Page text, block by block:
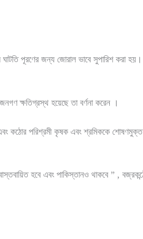
পূরণের জন্য জোরাল ভাবে সুপারিশ করা হয়।
ক্ষতিগ্রস্থ হয়েছে তা বর্ণনা করেন ।
কঠোর পরিশ্রমী কৃষক এবং শ্রমিককে শোষণমুক্ত
হবে এবং পাকিস্তানও থাকবে ” ,